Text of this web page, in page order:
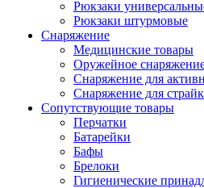
Рюкзаки
Рюкзаки штурмовые
Снаряжение
Медицинские товары
Оружейное
Снаряжение для
Снаряжение для
Сопутствующие товары
Перчатки
Батарейки
Бафы
Брелоки
Гигиенические